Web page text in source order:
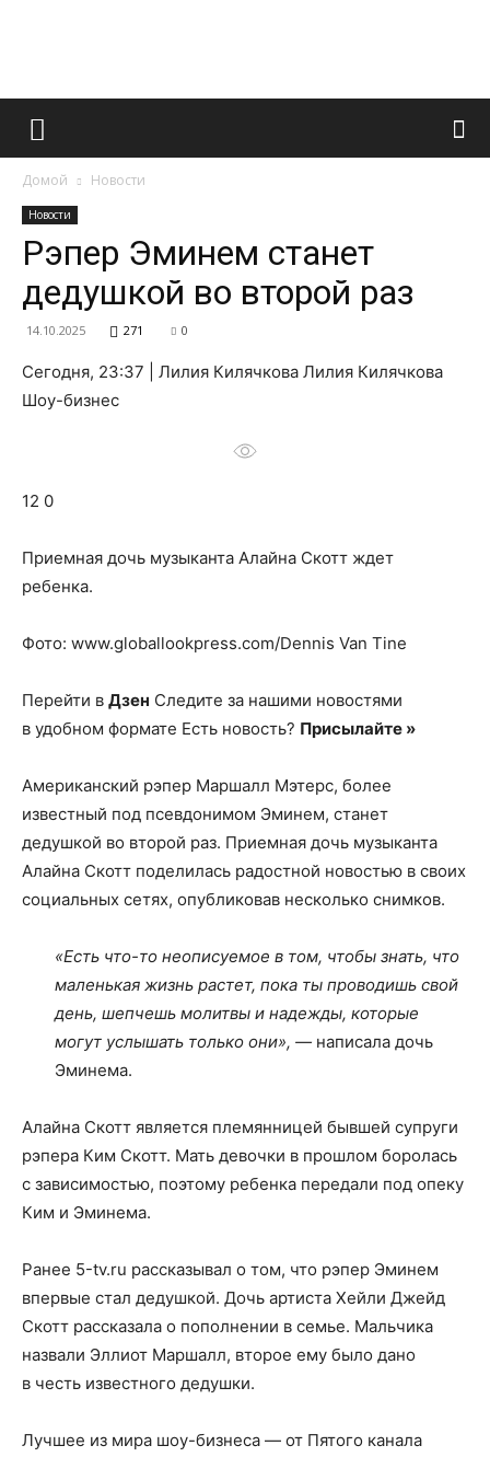
Французский
и
Домой Новости
Новости
Рэпер Эминем станет
дедушкой во второй раз
14.10.2025 271 0
Сегодня, 23:37 | Лилия Килячкова Лилия Килячкова
Шоу-бизнес
12 0
Приемная дочь музыканта Алайна Скотт ждет
ребенка.
Фото: www.globallookpress.com/Dennis Van Tine
Перейти в Дзен Следите за нашими новостями
в удобном формате Есть новость? Присылайте »
Американский рэпер Маршалл Мэтерс, более
известный под псевдонимом Эминем, станет
дедушкой во второй раз. Приемная дочь музыканта
Алайна Скотт поделилась радостной новостью в своих
социальных сетях, опубликовав несколько снимков.
«Есть что-то неописуемое в том, чтобы знать, что
маленькая жизнь растет, пока ты проводишь свой
день, шепчешь молитвы и надежды, которые
могут услышать только они», — написала дочь
Эминема.
Алайна Скотт является племянницей бывшей супруги
рэпера Ким Скотт. Мать девочки в прошлом боролась
с зависимостью, поэтому ребенка передали под опеку
Ким и Эминема.
Ранее 5-tv.ru рассказывал о том, что рэпер Эминем
впервые стал дедушкой. Дочь артиста Хейли Джейд
Скотт рассказала о пополнении в семье. Мальчика
назвали Эллиот Маршалл, второе ему было дано
в честь известного дедушки.
Лучшее из мира шоу-бизнеса — от Пятого канала